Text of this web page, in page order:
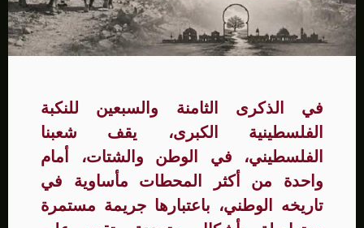
في الذكرى الثامنة والسبعين للنكبة
الفلسطينية الكبرى، يقف شعبنا
الفلسطيني، في الوطن والشتات، أمام
واحدة من أكثر المحطات مأساوية في
تاريخه الوطني، باعتبارها جريمة مستمرة